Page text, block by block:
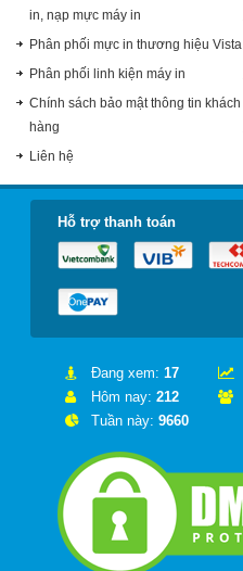
in, nạp mực máy in
Phân phối mực in thương hiệu Vista
Phân phối linh kiện máy in
Chính sách bảo mật thông tin khách
hàng
Liên hệ
Hỗ trợ thanh toán
Đang xem: 17
Hôm nay: 212
Tuần này: 9660